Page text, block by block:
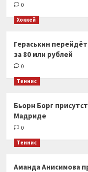
0
Хоккей
Гераськин
за 80 млн рублей
0
Теннис
Бьорн Борг
Мадриде
0
Теннис
Аманда Анисимова